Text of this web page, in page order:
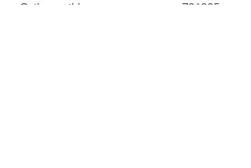
-Orthognathic surgery _cc781905-